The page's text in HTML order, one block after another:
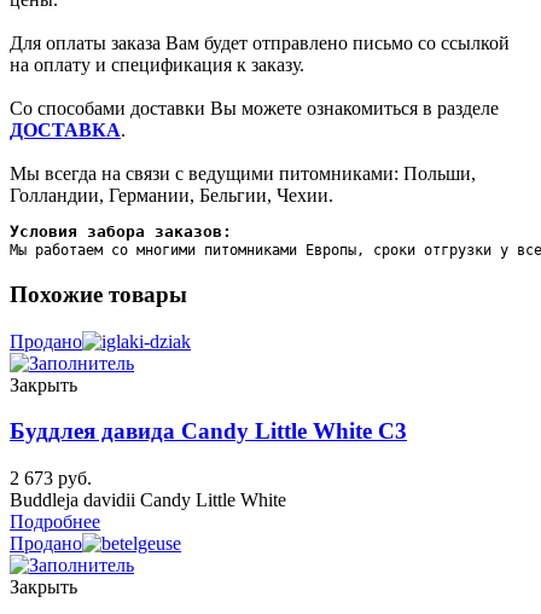
Для оплаты заказа Вам будет отправлено письмо со ссылкой
на оплату и спецификация к заказу.
Со способами доставки Вы можете ознакомиться в разделе
ДОСТАВКА.
Мы всегда на связи с ведущими питомниками: Польши,
Голландии, Германии, Бельгии, Чехии.
Условия забора заказов:
Мы работаем со многими питомниками Европы, сроки отгрузки у
Похожие товары
Продано
Закрыть
Буддлея давида Candy Little White C3
2 673 руб.
Buddleja davidii Candy Little White
Подробнее
Продано
Закрыть